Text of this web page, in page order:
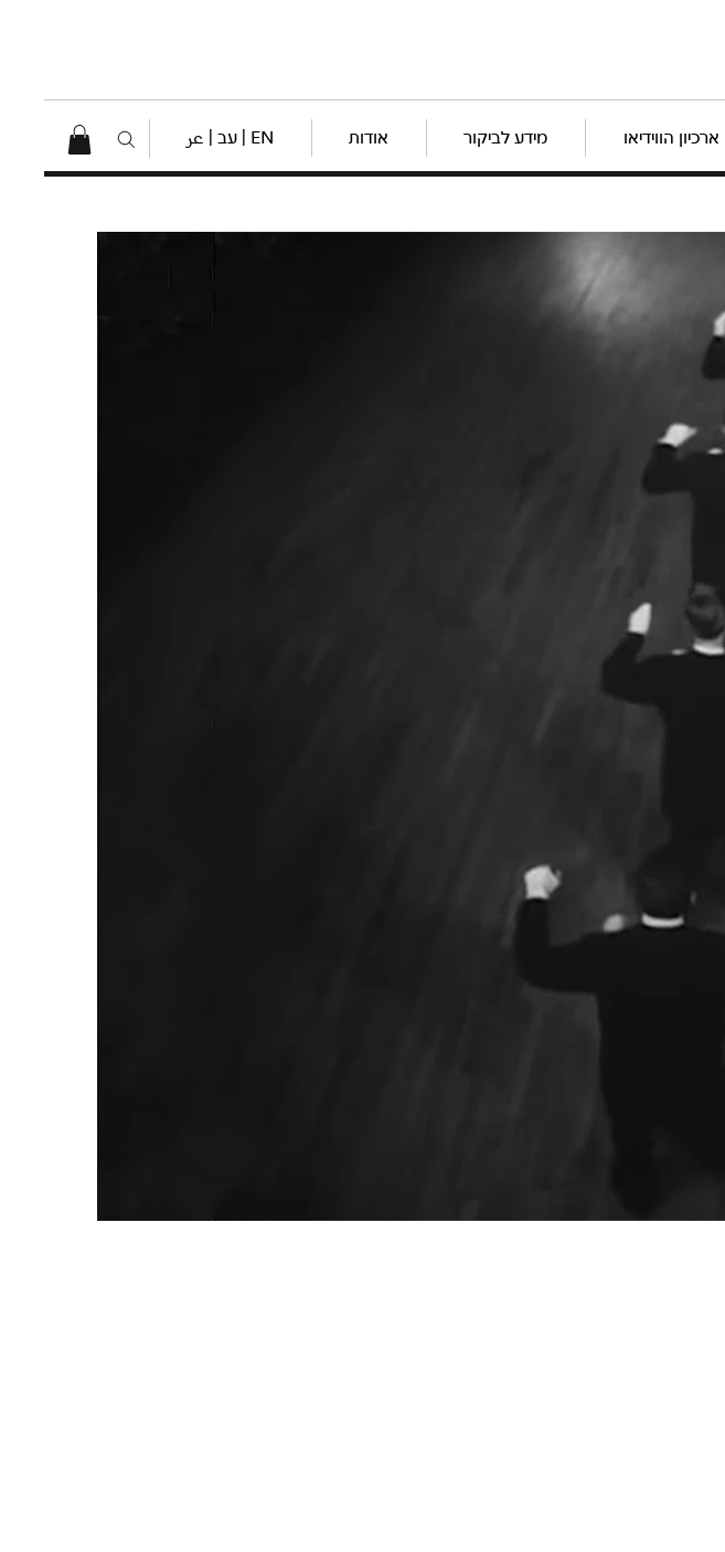
ארכיון הווידיאו מידע לביקור אודות EN | עב | عر